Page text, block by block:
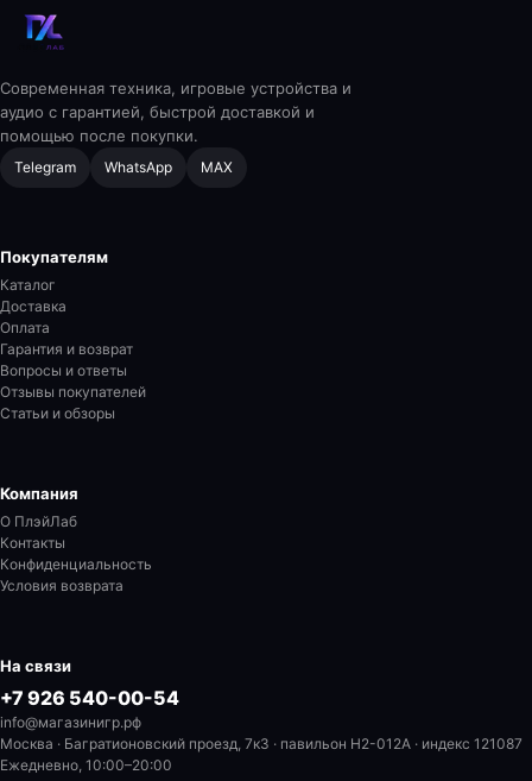
Современная техника, игровые устройства и
аудио с гарантией, быстрой доставкой и
помощью после покупки.
Telegram WhatsApp MAX
Покупателям
Каталог
Доставка
Оплата
Гарантия и возврат
Вопросы и ответы
Отзывы покупателей
Статьи и обзоры
Компания
О ПлэйЛаб
Контакты
Конфиденциальность
Условия возврата
На связи
+7 926 540-00-54
info@магазинигр.рф
Москва · Багратионовский проезд, 7к3 · павильон H2-012A · индекс 121087
Ежедневно, 10:00–20:00